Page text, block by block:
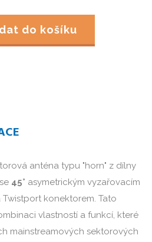
do košíku
anténa typu "horn" z dílny
45° asymetrickým vyzařovacím
Twistport konektorem. Tato
vlastností a funkcí, které
mainstreamových sektorových